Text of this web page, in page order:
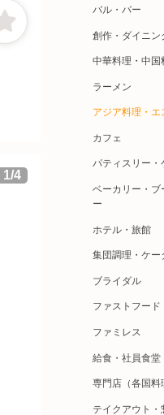
1/4
バル・バー
創作・ダイニン
中華料理・中国
ラーメン
アジア料理・エ
カフェ
パティスリー・
ベーカリー・ブ
ー
ホテル・旅館
集団調理・ケー
ブライダル
ファストフード
ファミレス
給食・社員食
専門店（各国料
テイクアウト